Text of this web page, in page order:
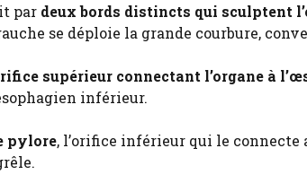
par deux bords distincts qui sculptent
se déploie la grande courbure,
supérieur connectant l’organe à
inférieur.
pylore, l’orifice inférieur qui le connecte